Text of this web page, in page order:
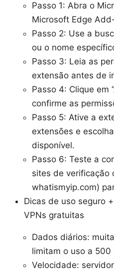
Passo 1: Abra o
Microsoft Edge
Passo 2: Use a
ou o nome
Passo 3: Leia as
extensão antes de
Passo 4: Clique em
confirme as
Passo 5: Ative a
extensões e
disponível.
Passo 6: Teste a
sites de verificação
whatismyip.com)
Dicas de uso seguro
VPNs gratuitas
Dados diários:
limitam o uso a 500
Velocidade: